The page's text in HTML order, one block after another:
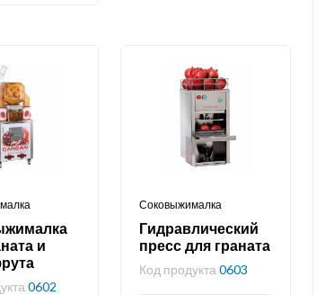
и
0602
Соковыжималка
Гидравлический
пресс для граната
Код продукта0603